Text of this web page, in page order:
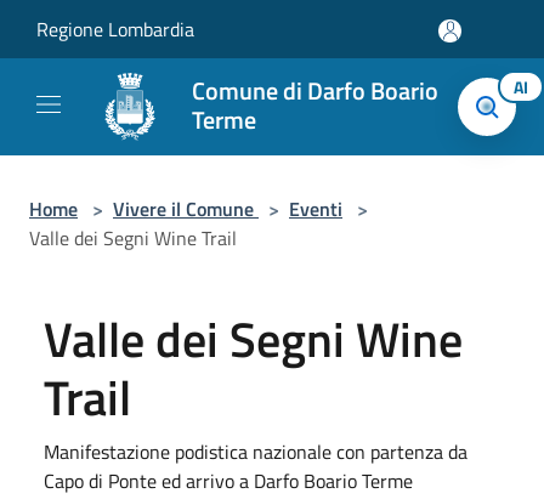
Regione Lombardia
Comune di Darfo Boario
Terme
AI
Home > Vivere il Comune > Eventi >
Valle dei Segni Wine Trail
Valle dei Segni Wine
Trail
Manifestazione podistica nazionale con partenza da
Capo di Ponte ed arrivo a Darfo Boario Terme